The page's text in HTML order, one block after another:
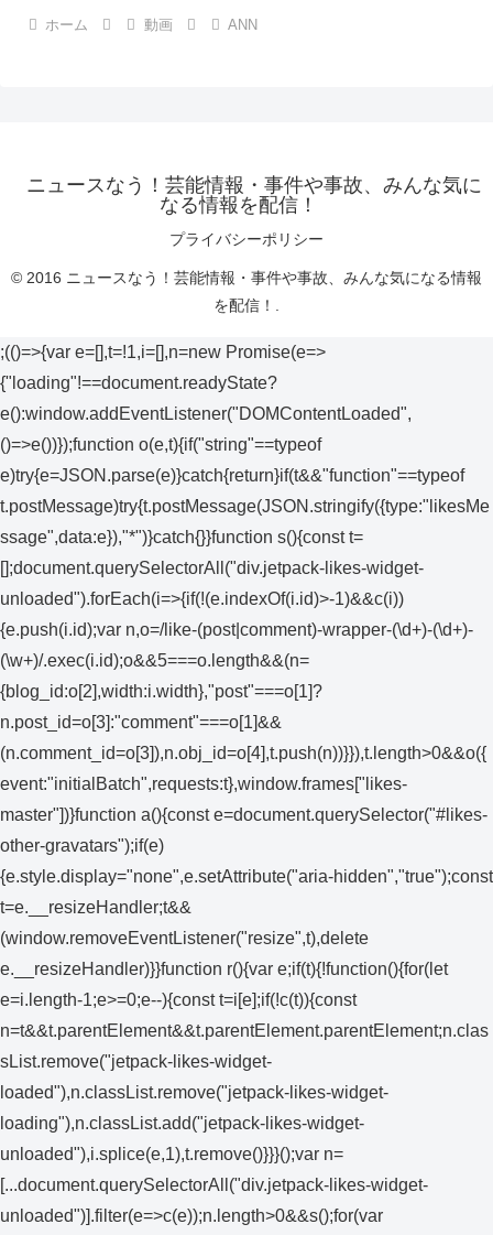
ホーム 動画 ANN
ニュースなう！芸能情報・事件や事故、みんな気に
なる情報を配信！
プライバシーポリシー
© 2016 ニュースなう！芸能情報・事件や事故、みんな気になる情報
を配信！.
;(()=>{var e=[],t=!1,i=[],n=new Promise(e=>
{"loading"!==document.readyState?
e():window.addEventListener("DOMContentLoaded",
()=>e())});function o(e,t){if("string"==typeof
e)try{e=JSON.parse(e)}catch{return}if(t&&"function"==typeof
t.postMessage)try{t.postMessage(JSON.stringify({type:"likesMe
ssage",data:e}),"*")}catch{}}function s(){const t=
[];document.querySelectorAll("div.jetpack-likes-widget-
unloaded").forEach(i=>{if(!(e.indexOf(i.id)>-1)&&c(i))
{e.push(i.id);var n,o=/like-(post|comment)-wrapper-(\d+)-(\d+)-
(\w+)/.exec(i.id);o&&5===o.length&&(n=
{blog_id:o[2],width:i.width},"post"===o[1]?
n.post_id=o[3]:"comment"===o[1]&&
(n.comment_id=o[3]),n.obj_id=o[4],t.push(n))}}),t.length>0&&o({
event:"initialBatch",requests:t},window.frames["likes-
master"])}function a(){const e=document.querySelector("#likes-
other-gravatars");if(e)
{e.style.display="none",e.setAttribute("aria-hidden","true");const
t=e.__resizeHandler;t&&
(window.removeEventListener("resize",t),delete
e.__resizeHandler)}}function r(){var e;if(t){!function(){for(let
e=i.length-1;e>=0;e--){const t=i[e];if(!c(t)){const
n=t&&t.parentElement&&t.parentElement.parentElement;n.clas
sList.remove("jetpack-likes-widget-
loaded"),n.classList.remove("jetpack-likes-widget-
loading"),n.classList.add("jetpack-likes-widget-
unloaded"),i.splice(e,1),t.remove()}}}();var n=
[...document.querySelectorAll("div.jetpack-likes-widget-
unloaded")].filter(e=>c(e));n.length>0&&s();for(var